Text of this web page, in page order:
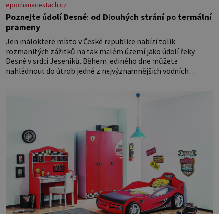
epochanacestach.cz
Poznejte údolí Desné: od Dlouhých strání po termální
prameny
Jen málokteré místo v České republice nabízí tolik
rozmanitých zážitků na tak malém území jako údolí řeky
Desné v srdci Jeseníků. Během jediného dne můžete
nahlédnout do útrob jedné z nejvýznamnějších vodních